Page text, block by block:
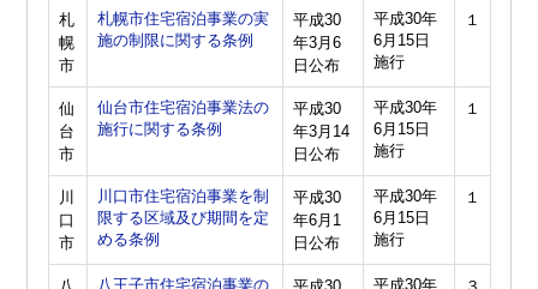
札
幌
市
札幌市住宅宿泊事業の実
施の制限に関する条例
平成30
年3月6
日公布
平成30年
6月15日
施行
１
仙
台
市
仙台市住宅宿泊事業法の
施行に関する条例
平成30
年3月14
日公布
平成30年
6月15日
施行
１
川
口
市
川口市住宅宿泊事業を制
限する区域及び期間を定
める条例
平成30
年6月1
日公布
平成30年
6月15日
施行
１
八王子市住宅宿泊事業の
平成30年